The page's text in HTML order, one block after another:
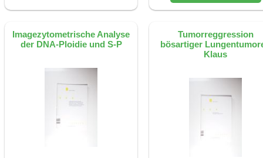
Imagezytometrische Analyse
der DNA-Ploidie und S-P
Tumorreggression
bösartiger
Klaus